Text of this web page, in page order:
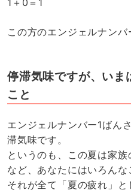
この方のエンジェルナンバ
停滞気味ですが、いま
こと
エンジェルナンバー1ばん
滞気味です。
というのも、この夏は家
など、あなたにはいろんな
それが全て「夏の疲れ」